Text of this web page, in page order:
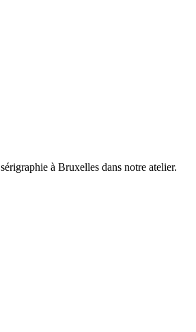
à Bruxelles dans notre atelier.